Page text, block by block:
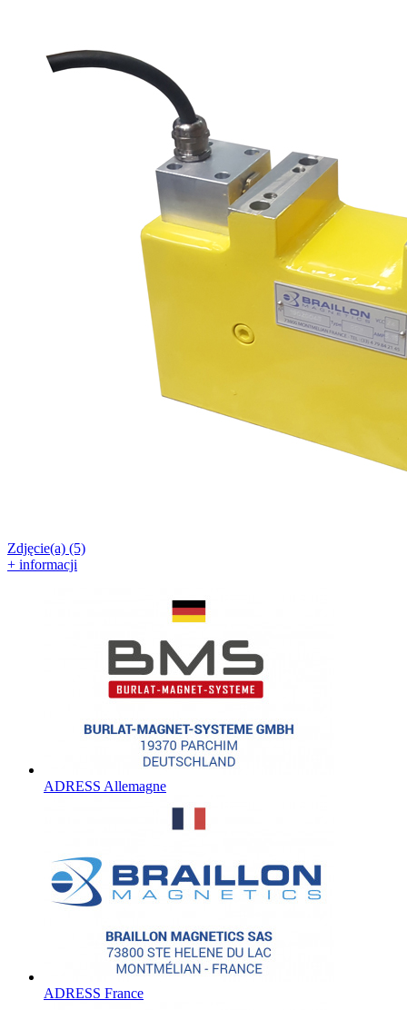
Zdjęcie(a) (5)
+ informacji
ADRESS Allemagne
ADRESS France